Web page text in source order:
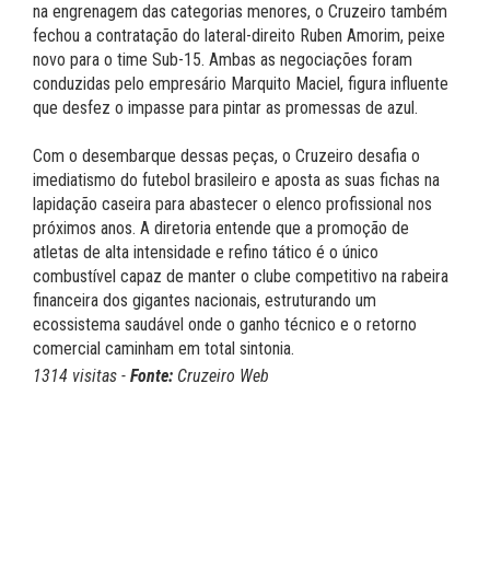
na engrenagem das categorias menores, o Cruzeiro também
fechou a contratação do lateral-direito Ruben Amorim, peixe
novo para o time Sub-15. Ambas as negociações foram
conduzidas pelo empresário Marquito Maciel, figura influente
que desfez o impasse para pintar as promessas de azul.
Com o desembarque dessas peças, o Cruzeiro desafia o
imediatismo do futebol brasileiro e aposta as suas fichas na
lapidação caseira para abastecer o elenco profissional nos
próximos anos. A diretoria entende que a promoção de
atletas de alta intensidade e refino tático é o único
combustível capaz de manter o clube competitivo na rabeira
financeira dos gigantes nacionais, estruturando um
ecossistema saudável onde o ganho técnico e o retorno
comercial caminham em total sintonia.
1314 visitas - Fonte: Cruzeiro Web